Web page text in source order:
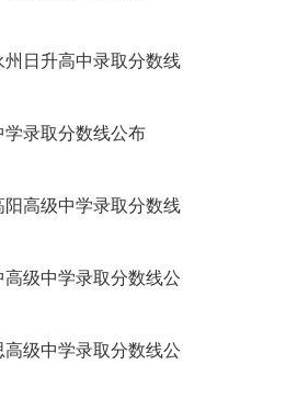
日升高中录取分数线
录取分数线公布
高级中学录取分数线
级中学录取分数线公
级中学录取分数线公